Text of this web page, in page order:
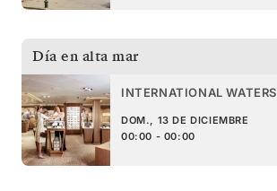
Día en alta mar
INTERNATIONAL WATERS
DOM., 13 DE DICIEMBRE
00:00 - 00:00